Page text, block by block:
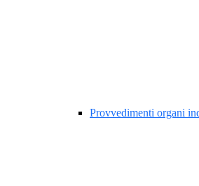
Provvedimenti organi